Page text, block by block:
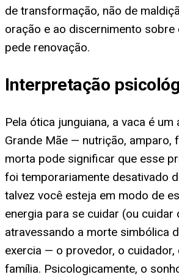
de transformação, não de
oração e ao discernimento sobre
pede renovação.
Interpretação
Pela ótica junguiana, a vaca é um
Grande Mãe — nutrição, amparo,
morta pode significar que esse
foi temporariamente desativado
talvez você esteja em modo de
energia para se cuidar (ou cuidar
atravessando a morte simbólica
exercia — o provedor, o cuidador,
família. Psicologicamente, o